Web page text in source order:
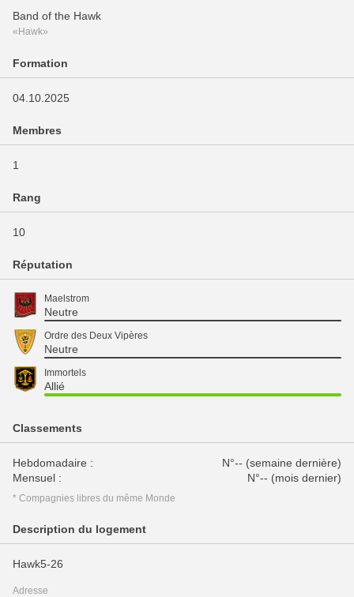
Band of the Hawk
«Hawk»
Formation
04.10.2025
Membres
1
Rang
10
Réputation
Maelstrom
Neutre
Ordre des Deux Vipères
Neutre
Immortels
Allié
Classements
Hebdomadaire :
N°-- (semaine dernière)
Mensuel :
N°-- (mois dernier)
* Compagnies libres du même Monde
Description du logement
Hawk5-26
Adresse